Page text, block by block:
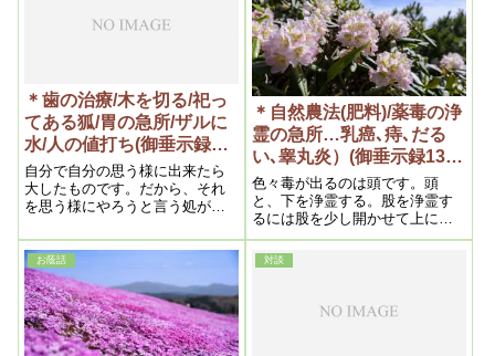
の生を死に転換するのである、
である、
ただいた
＊歯の治療/木を切る/祀っ
てある狐/胃の急所/ザルに
水/人の値打ち(御垂示録8
号 昭和27年3月1日⑦)
自分で自分の思う様に出来たら
大したものです。だから、それ
を思う様にやろうと言う処が人
す。何も心配する事は要らない
んです。だから、神様の思し召
し通りになる。どうにもならな
くて困るから、ならせよう、な
らせようとする処に、その人に
値打ちがあるんだからね。
＊自然農法(肥料)/薬毒の浄
霊の急所…乳癌､痔､だる
い､睾丸炎）(御垂示録13号
昭和27年9月1日④)
色々毒が出るのは頭です。頭
と、下を浄霊する。股を浄霊す
るには股を少し開かせて上に向
かって霊が行く様にするので
す。そうするとずっと効きま
す。それは肛門と陰部の間にオ
開いている。それで肛門に行く
お蔭話 対談